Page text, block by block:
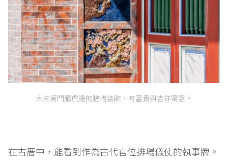
大夫第門廳虎邊的牆堵裝飾，有富貴與吉祥寓意。
在古厝中，能看到作為古代官位排場儀仗的執事牌。